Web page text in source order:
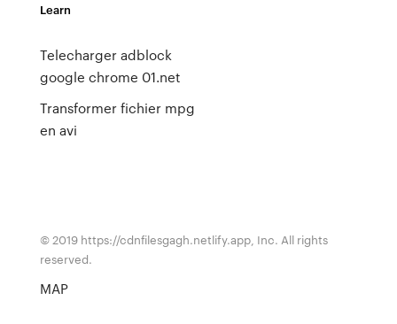
Learn
Telecharger adblock
google chrome 01.net
Transformer fichier mpg
en avi
© 2019 https://cdnfilesgagh.netlify.app, Inc. All rights
reserved.
MAP